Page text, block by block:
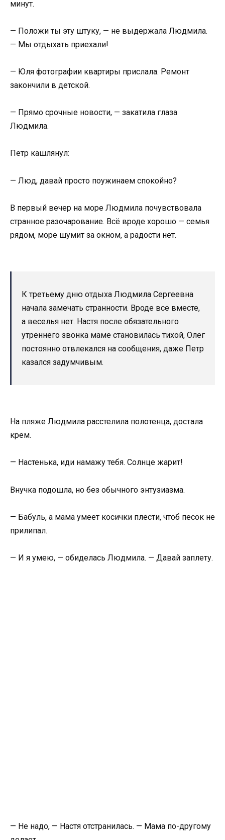
минут.
— Положи ты эту штуку, — не выдержала Людмила.
— Мы отдыхать приехали!
— Юля фотографии квартиры прислала. Ремонт
закончили в детской.
— Прямо срочные новости, — закатила глаза
Людмила.
Петр кашлянул:
— Люд, давай просто поужинаем спокойно?
В первый вечер на море Людмила почувствовала
странное разочарование. Всё вроде хорошо — семья
рядом, море шумит за окном, а радости нет.
К третьему дню отдыха Людмила Сергеевна
начала замечать странности. Вроде все вместе,
а веселья нет. Настя после обязательного
утреннего звонка маме становилась тихой, Олег
постоянно отвлекался на сообщения, даже Петр
казался задумчивым.
На пляже Людмила расстелила полотенца, достала
крем.
— Настенька, иди намажу тебя. Солнце жарит!
Внучка подошла, но без обычного энтузиазма.
— Бабуль, а мама умеет косички плести, чтоб песок не
прилипал.
— И я умею, — обиделась Людмила. — Давай заплету.
— Не надо, — Настя отстранилась. — Мама по-другому